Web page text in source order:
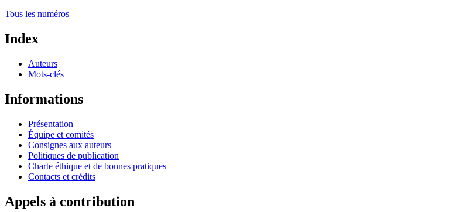
Tous les numéros
Index
Auteurs
Mots-clés
Informations
Présentation
Équipe et comités
Consignes aux auteurs
Politiques de publication
Charte éthique et de bonnes pratiques
Contacts et crédits
Appels à contribution